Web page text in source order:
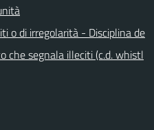
o di irregolarità - Disciplina de
che segnala illeciti (c.d. whistl